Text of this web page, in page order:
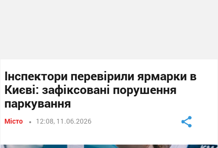
Інспектори перевірили ярмарки в
Києві: зафіксовані порушення
паркування
Місто 12:08, 11.06.2026